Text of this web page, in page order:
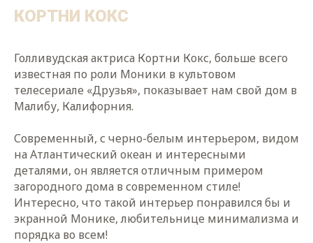
КОРТНИ КОКС
Голливудская актриса Кортни Кокс, больше всего
известная по роли Моники в культовом
телесериале «Друзья», показывает нам свой дом в
Малибу, Калифорния.
Современный, с черно-белым интерьером, видом
на Атлантический океан и интересными
деталями, он является отличным примером
загородного дома в современном стиле!
Интересно, что такой интерьер понравился бы и
экранной Монике, любительнице минимализма и
порядка во всем!